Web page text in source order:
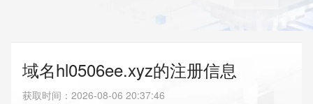
域名hl0506ee.xyz的注册信息
获取时间 ： 2026-08-06 20:37:46